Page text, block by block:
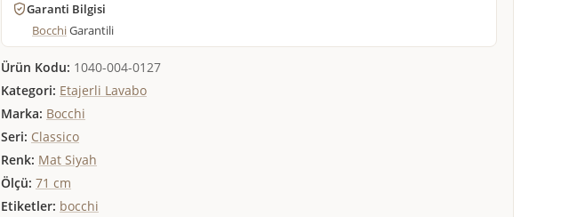
Garanti Bilgisi
BocchiGarantili
Ürün Kodu: 1040-004-0127
Kategori: Etajerli Lavabo
Marka: Bocchi
Seri: Classico
Renk: Mat Siyah
Ölçü: 71 cm
Etiketler: bocchi